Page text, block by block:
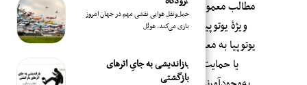
مطالب معمولاً با صرف وقت و سلیقه و با «ویرایش»
ویژهٔ یوتوپیا بازنشر می‌شوند.). انتشار مطالب در
یوتوپیا به معنای تأییدِ بی‌قید‌ و شرطِ محتوای آن‌ها و
یا حمایت از سوابق اجتماعی-سیاسی-فکری
حمل‌و‌نقلِ هوایی نقشی مهم در جهانِ امروز
بازی می‌کند. هویُل
بازاندیشی به جایِ اثرهای
بازگشتی